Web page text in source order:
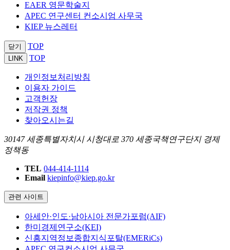
EAER 영문학술지
APEC 연구센터 컨소시엄 사무국
KIEP 뉴스레터
닫기 TOP
LINK TOP
개인정보처리방침
이용자 가이드
고객헌장
저작권 정책
찾아오시는길
30147 세종특별자치시 시청대로 370 세종국책연구단지 경제
정책동
TEL 044-414-1114
Email kiepinfo@kiep.go.kr
관련 사이트
아세안·인도·남아시아 전문가포럼(AIF)
한미경제연구소(KEI)
신흥지역정보종합지식포탈(EMERiCs)